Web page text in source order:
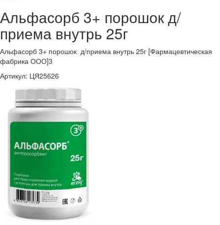
Альфасорб 3+ порошок д/
приема внутрь 25г
Альфасорб 3+ порошок д/приема внутрь 25г [Фармацевтическая
фабрика ООО]3
Артикул: ЦЯ25626